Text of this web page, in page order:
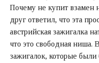
Почему не купит взамен
друг ответил, что эта
австрийская зажигалка
что это свободная ниша.
зажигалок, которые